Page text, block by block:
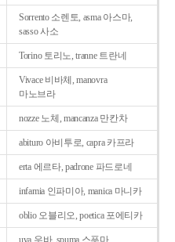
Sorrento 소렌토, asma 아스마,
sasso 사소
Torino 토리노, tranne 트란네
Vivace 비바체, manovra
마노브라
nozze 노체, mancanza 만칸차
abituro 아비투로, capra 카프라
erta 에르타, padrone 파드로네
infamia 인파미아, manica 마니카
oblio 오블리오, poetica 포에티카
uva 우바, spuma 스푸마